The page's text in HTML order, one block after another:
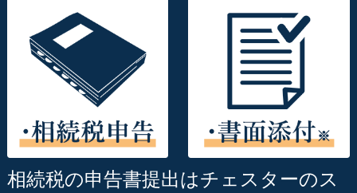
相続税の申告書提出はチェスターのス